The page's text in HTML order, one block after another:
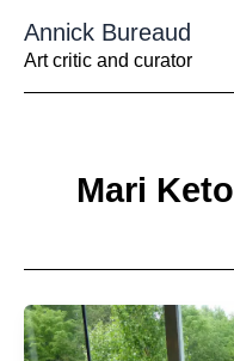
contenu
Annick Bureaud
Art critic and curator
Mari Keto